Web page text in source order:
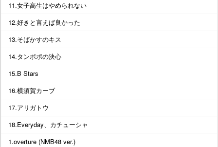
11.女子高生はやめられない
12.好きと言えば良かった
13.そばかすのキス
14.タンポポの決心
15.B Stars
16.横須賀カーブ
17.アリガトウ
18.Everyday、カチューシャ
1.overture (NMB48 ver.)